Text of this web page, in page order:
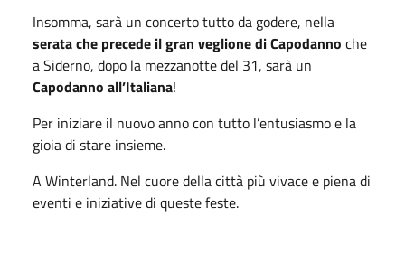
Insomma, sarà un concerto tutto da godere, nella
serata che precede il gran veglione di Capodanno che
a Siderno, dopo la mezzanotte del 31, sarà un
Capodanno all’Italiana!
Per iniziare il nuovo anno con tutto l’entusiasmo e la
gioia di stare insieme.
A Winterland. Nel cuore della città più vivace e piena di
eventi e iniziative di queste feste.